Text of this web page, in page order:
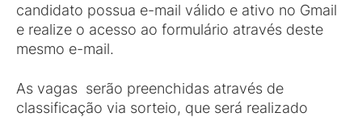
candidato possua e-mail válido e ativo no Gmail
e realize o acesso ao formulário através deste
mesmo e-mail.
As vagas serão preenchidas através de
classificação via sorteio, que será realizado